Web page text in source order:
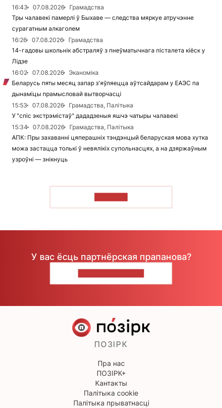
16:43
07.08.2026
Грамадства
Тры чалавекі памерлі ў Быхаве — следства мяркуе атручэнне
сурагатным алкаголем
16:26
07.08.2026
Грамадства
14-гадовы школьнік абстраляў з пнеўматычнага пісталета кіёск у
Лідзе
16:02
07.08.2026
Эканоміка
Беларусь пяты месяц запар з'яўляецца аўтсайдарам у ЕАЭС па
дынаміцы прамысловай вытворчасці
15:53
07.08.2026
Грамадства, Палітыка
У "спіс экстрэмістаў" дададзеныя яшчэ чатыры чалавекі
15:34
07.08.2026
Грамадства, Палітыка
АПК: Пры захаванні цяперашніх тэндэнцый беларуская мова хутка
можа застацца толькі ў невялікіх супольнасцях, а на дзяржаўным
узроўні — знікнуць
У вас ёсць партнёрская прапанова?
ПОЗІРК
Пра нас
ПОЗІРК+
Кантакты
Палітыка cookie
Палітыка прыватнасці